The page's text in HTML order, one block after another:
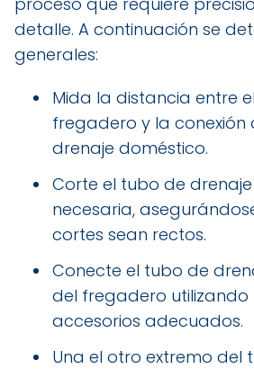
detalle. A continuación se
generales:
Mida la distancia entre
fregadero y la conexión
drenaje doméstico.
Corte el tubo de
necesaria,
cortes sean rectos.
Conecte el tubo de
del fregadero utilizando
accesorios adecuados.
Una el otro extremo del